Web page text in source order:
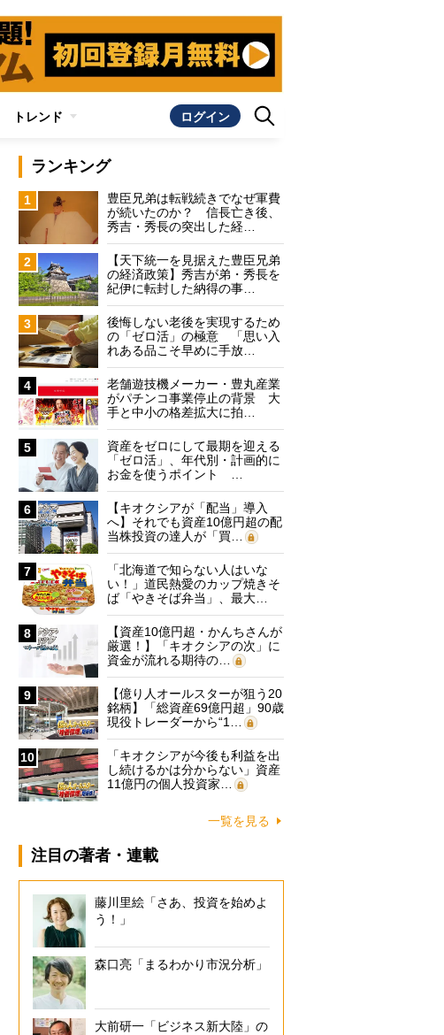
トレンド ログイン
ランキング
1
豊臣兄弟は転戦続きでなぜ軍費
が続いたのか？ 信長亡き後、
秀吉・秀長の突出した経…
2
【天下統一を見据えた豊臣兄弟
の経済政策】秀吉が弟・秀長を
紀伊に転封した納得の事…
3
後悔しない老後を実現するため
の「ゼロ活」の極意 「思い入
れある品こそ早めに手放…
4
老舗遊技機メーカー・豊丸産業
がパチンコ事業停止の背景 大
手と中小の格差拡大に拍…
5
資産をゼロにして最期を迎える
「ゼロ活」、年代別・計画的に
お金を使うポイント …
6
【キオクシアが「配当」導入
へ】それでも資産10億円超の配
当株投資の達人が「買…
7
「北海道で知らない人はいな
い！」道民熱愛のカップ焼きそ
ば「やきそば弁当」、最大…
8
【資産10億円超・かんちさんが
厳選！】「キオクシアの次」に
資金が流れる期待の…
9
【億り人オールスターが狙う20
銘柄】「総資産69億円超」90歳
現役トレーダーから“1…
10
「キオクシアが今後も利益を出
し続けるかは分からない」資産
11億円の個人投資家…
一覧を見る
注目の著者・連載
藤川里絵「さあ、投資を始めよ
う！」
森口亮「まるわかり市況分析」
大前研一「ビジネス新大陸」の